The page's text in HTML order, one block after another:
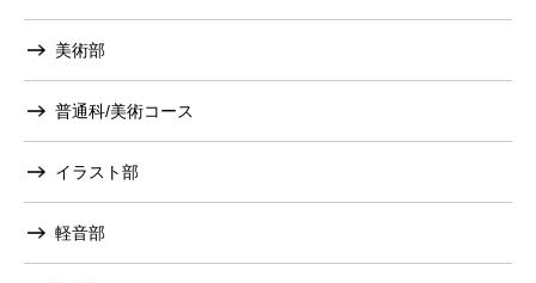
美術部
普通科/美術コース
イラスト部
軽音部